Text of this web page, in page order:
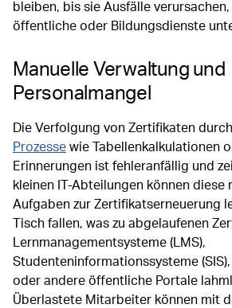
bleiben, bis sie Ausfälle
öffentliche oder Bildungsdienste
Manuelle Verwaltung und
Personalmangel
Die Verfolgung von Zertifikaten durch
Prozesse wie Tabellenkalkulationen
Erinnerungen ist fehleranfällig und
kleinen IT-Abteilungen können diese
Aufgaben zur Zertifikatserneuerung
Tisch fallen, was zu abgelaufenen
Lernmanagementsysteme (LMS),
Studenteninformationssysteme
oder andere öffentliche Portale
Überlastete Mitarbeiter können mit